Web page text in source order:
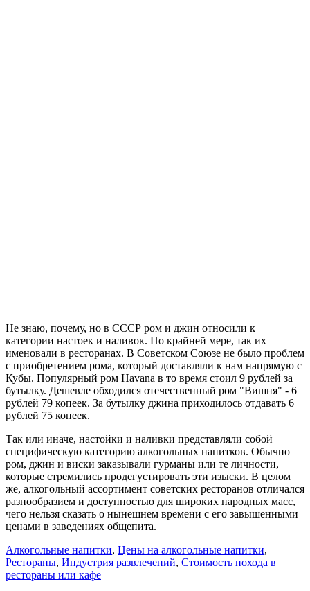
Не знаю, почему, но в СССР ром и джин относили к
категории настоек и наливок. По крайней мере, так их
именовали в ресторанах. В Советском Союзе не было проблем
с приобретением рома, который доставляли к нам напрямую с
Кубы. Популярный ром Havana в то время стоил 9 рублей за
бутылку. Дешевле обходился отечественный ром "Вишня" - 6
рублей 79 копеек. За бутылку джина приходилось отдавать 6
рублей 75 копеек.
Так или иначе, настойки и наливки представляли собой
специфическую категорию алкогольных напитков. Обычно
ром, джин и виски заказывали гурманы или те личности,
которые стремились продегустировать эти изыски. В целом
же, алкогольный ассортимент советских ресторанов отличался
разнообразием и доступностью для широких народных масс,
чего нельзя сказать о нынешнем времени с его завышенными
ценами в заведениях общепита.
Алкогольные напитки, Цены на алкогольные напитки,
Рестораны, Индустрия развлечений, Стоимость похода в
рестораны или кафе